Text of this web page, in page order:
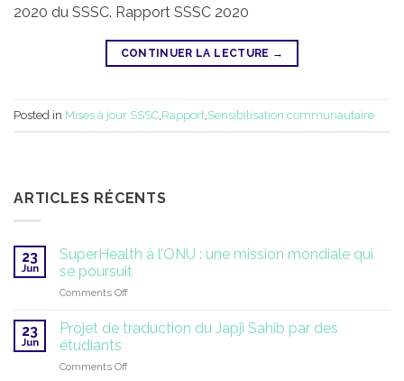
2020 du SSSC. Rapport SSSC 2020
CONTINUER LA LECTURE →
Posted in Mises à jour SSSC Rapport Sensibilisation communautaire
ARTICLES RÉCENTS
23
Jun
SuperHealth à l’ONU : une mission mondiale qui
se poursuit
Comments Offon
à
l’ONU
une
23
Jun
Projet de traduction du Japji Sahib par des
étudiants
Comments Offon